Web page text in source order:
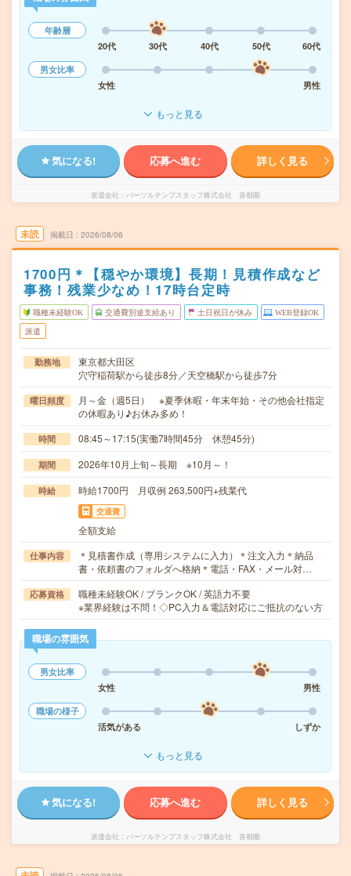
年齢層
20代
30代 40代 50代
60代
男女比率
女性
男性
もっと見る
気になる! 応募へ進む 詳しく見る
派遣会社 パーソルテンプスタッフ株式会社 首都圏
未読 掲載日 2026/08/06
1700円＊【穏やか環境】長期！見積作成など
事務！残業少なめ！17時台定時
職種未経験OK 交通費別途支給あり 土日祝日が休み WEB登録OK
派遣
勤務地
東京都大田区
穴守稲荷駅から徒歩8分／天空橋駅から徒歩7分
曜日頻度
月～金（週5日） ※夏季休暇・年末年始・その他会社指定
の休暇あり♪お休み多め！
時間 08:45～17:15(実働7時間45分 休憩45分)
期間 2026年10月上旬～長期 ※10月～！
時給 時給1700円 月収例 263,500円+残業代
交通費
全額支給
仕事内容
＊見積書作成（専用システムに入力）＊注文入力＊納品
書・依頼書のフォルダへ格納＊電話・FAX・メール対…
応募資格
職種未経験OK / ブランクOK / 英語力不要
※業界経験は不問！◇PC入力＆電話対応にご抵抗のない方
職場の雰囲気
男女比率
女性
男性
職場の様子
活気がある
しずか
もっと見る
気になる! 応募へ進む 詳しく見る
派遣会社 パーソルテンプスタッフ株式会社 首都圏